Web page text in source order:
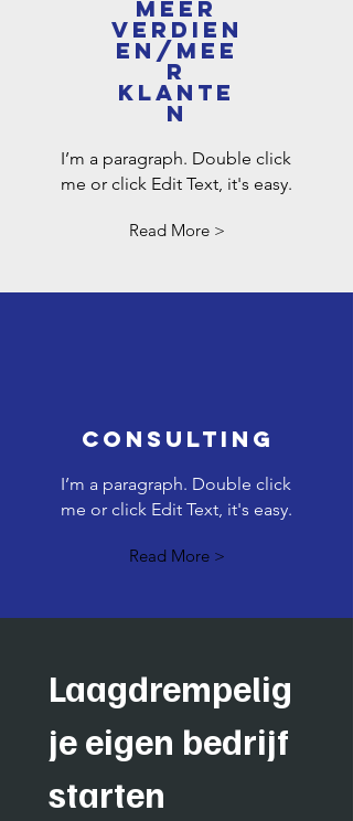
meer
verdien
en/mee
r
klante
n
I’m a paragraph. Double click
me or click Edit Text, it's easy.
Read More >
Consulting
I’m a paragraph. Double click
me or click Edit Text, it's easy.
Read More >
Laagdrempelig
je eigen bedrijf
starten